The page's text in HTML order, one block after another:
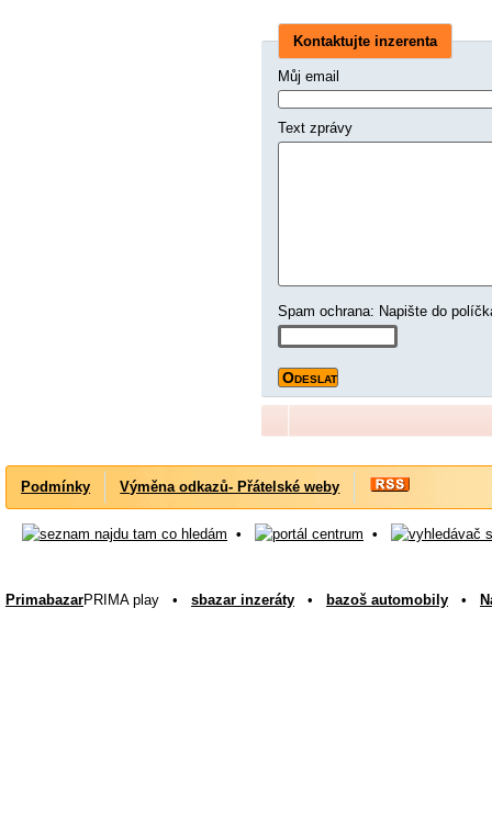
Kontaktujte inzerenta
Můj email
Text zprávy
Spam ochrana: Napište
Podmínky Výměna odkazů- Přátelské weby
• •
PrimabazarPRIMA play • sbazar inzeráty • bazoš automobily •